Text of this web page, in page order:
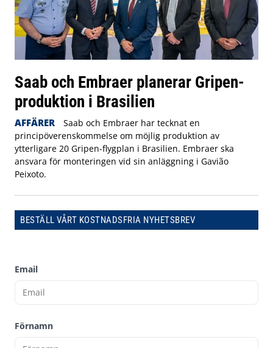
Saab och Embraer planerar Gripen-
produktion i Brasilien
AFFÄRER
Saab och Embraer har tecknat en
principöverenskommelse om möjlig produktion av
ytterligare 20 Gripen-flygplan i Brasilien. Embraer ska
ansvara för monteringen vid sin anläggning i Gavião
Peixoto.
BESTÄLL VÅRT KOSTNADSFRIA NYHETSBREV
Email
Förnamn